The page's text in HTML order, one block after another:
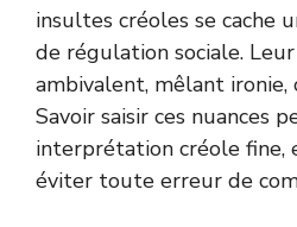
insultes créoles se cache
de régulation sociale.
ambivalent, mêlant
Savoir saisir ces nuances
interprétation créole fine,
éviter toute erreur de